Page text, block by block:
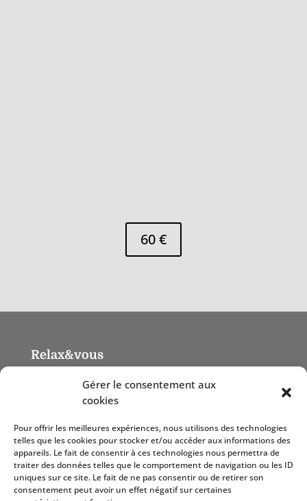
Gérer le consentement aux
cookies
Pour offrir les meilleures expériences, nous utilisons des technologies
telles que les cookies pour stocker et/ou accéder aux informations des
appareils. Le fait de consentir à ces technologies nous permettra de
traiter des données telles que le comportement de navigation ou les ID
uniques sur ce site. Le fait de ne pas consentir ou de retirer son
consentement peut avoir un effet négatif sur certaines
60 €
Relax&vous
16 rue de la Digue – 67850 Offendorf
Mentions légales
✉ contact@relaxetvous-massages.fr
☎ 07 60 89 13 25